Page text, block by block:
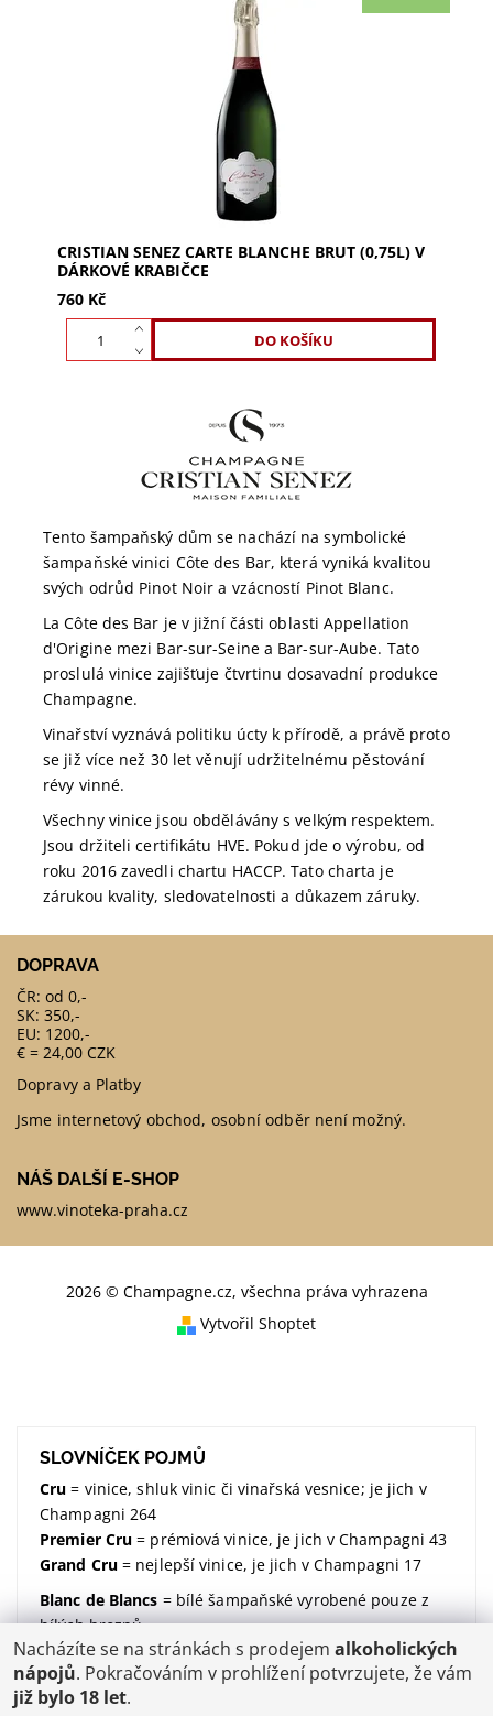
Cristian Senez Carte Blanche Brut (0,75l) v dárkové
krabičce. 100% Pinot Noir, zlatavá barva, jemné
perlení. Lahodná směs žlutého ovoce a citrusů s...
CRISTIAN SENEZ CARTE BLANCHE BRUT (0,75L) V
DÁRKOVÉ KRABIČCE
760 Kč
Tento šampaňský dům se nachází na symbolické
šampaňské vinici Côte des Bar, která vyniká kvalitou
svých odrůd Pinot Noir a vzácností Pinot Blanc.
La Côte des Bar je v jižní části oblasti Appellation
d'Origine mezi Bar-sur-Seine a Bar-sur-Aube. Tato
proslulá vinice zajišťuje čtvrtinu dosavadní produkce
Champagne.
Vinařství vyznává politiku úcty k přírodě, a právě proto
se již více než 30 let věnují udržitelnému pěstování
révy vinné.
Všechny vinice jsou obdělávány s velkým respektem.
Jsou držiteli certifikátu HVE. Pokud jde o výrobu, od
roku 2016 zavedli chartu HACCP. Tato charta je
zárukou kvality, sledovatelnosti a důkazem záruky.
DOPRAVA
ČR: od 0,-
SK: 350,-
EU: 1200,-
€ = 24,00 CZK
Dopravy a Platby
Jsme internetový obchod, osobní odběr není možný.
NÁŠ DALŠÍ E-SHOP
www.vinoteka-praha.cz
2026 © Champagne.cz, všechna práva vyhrazena
Vytvořil Shoptet
SLOVNÍČEK POJMŮ
Cru = vinice, shluk vinic či vinařská vesnice; je jich v
Champagni 264
Premier Cru = prémiová vinice, je jich v Champagni 43
Grand Cru= nejlepší vinice, je jich v Champagni 17
Blanc de Blancs = bílé šampaňské vyrobené pouze z
bílých hroznů
Blanc de Noirs= bílé šampaňské vyrobené pouze z
modrých hroznů
dosáž / dosage / dávkování
Nacházíte se na stránkách s prodejem alkoholických
nápojů. Pokračováním v prohlížení potvrzujete, že vám
již bylo 18 let.